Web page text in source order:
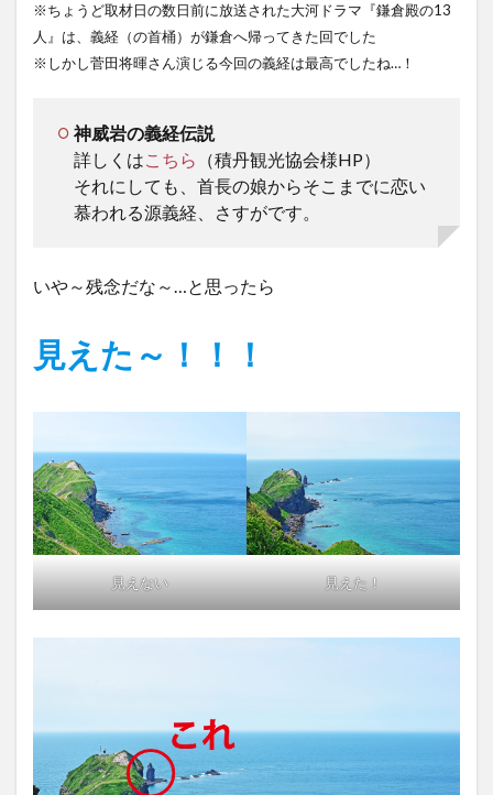
※ちょうど取材日の数日前に放送された大河ドラマ『鎌倉殿の13
人』は、義経（の首桶）が鎌倉へ帰ってきた回でした
※しかし菅田将暉さん演じる今回の義経は最高でしたね…！
神威岩の義経伝説
詳しくはこちら
（積丹観光協会様HP）
それにしても、首長の娘からそこまでに恋い
慕われる源義経、さすがです。
いや～残念だな～…と思ったら
見えた～！！！
見えない 見えた！